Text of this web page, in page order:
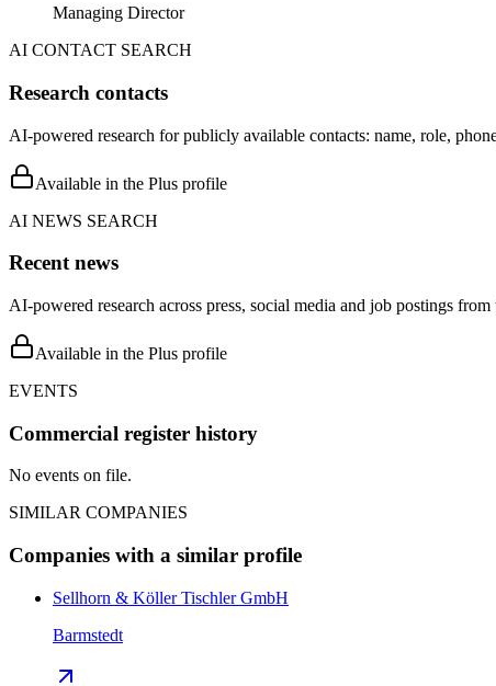
Managing Director
AI CONTACT SEARCH
Research contacts
AI-powered research for publicly available contacts: name, role,
Available in the Plus profile
AI NEWS SEARCH
Recent news
AI-powered research across press, social media and job postings from
Available in the Plus profile
EVENTS
Commercial register history
No events on file.
SIMILAR COMPANIES
Companies with a similar profile
Sellhorn & Köller Tischler GmbH
Barmstedt